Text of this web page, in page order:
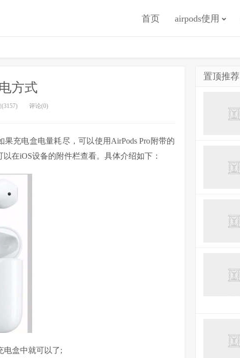
首页 airpods使用
方式
(3157) 评论(0)
充电盒电量耗尽，可以使用AirPods Pro附带的
在iOS设备的附件栏查看。具体介绍如下：
电盒中就可以了;
置顶推荐